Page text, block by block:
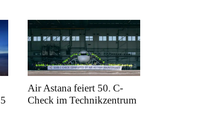
Air Astana feiert 50. C-
Check im Technikzentrum